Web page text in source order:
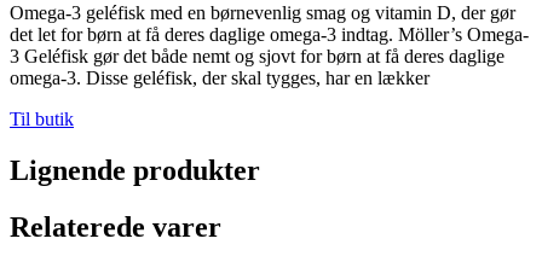
Omega-3 geléfisk med en børnevenlig smag og vitamin D, der gør
det let for børn at få deres daglige omega-3 indtag. Möller’s Omega-
3 Geléfisk gør det både nemt og sjovt for børn at få deres daglige
omega-3. Disse geléfisk, der skal tygges, har en lækker
Til butik
Lignende produkter
Relaterede varer